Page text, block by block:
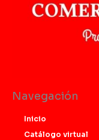
Navegación
Inicio
Catálogo virtual